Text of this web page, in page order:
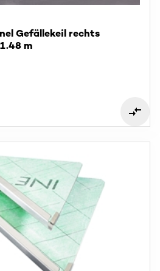
Gefällekeil rechts
m